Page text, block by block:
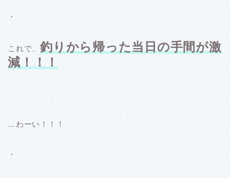
・
これで、釣りから帰った当日の手間が激
減！！！
…わーい！！！
・